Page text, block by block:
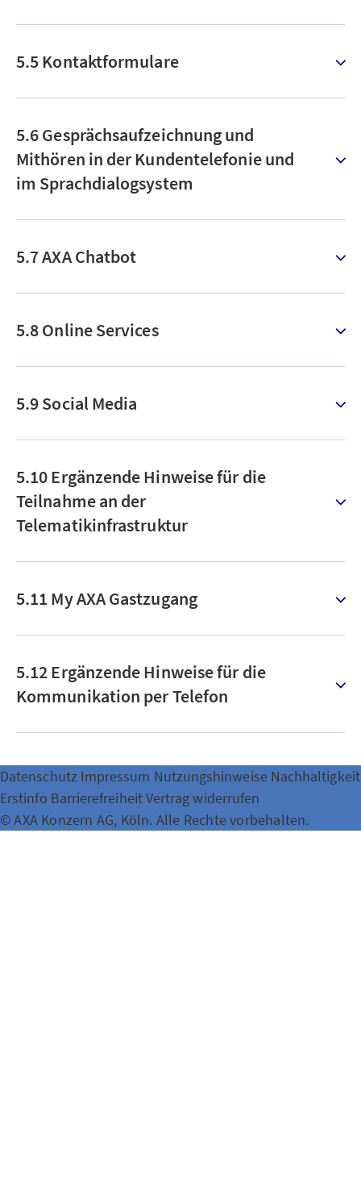
5.5 Kontaktformulare
5.6 Gesprächsaufzeichnung und
Mithören in der Kundentelefonie und
im Sprachdialogsystem
5.7 AXA Chatbot
5.8 Online Services
5.9 Social Media
5.10 Ergänzende Hinweise für die
Teilnahme an der
Telematikinfrastruktur
5.11 My AXA Gastzugang
5.12 Ergänzende Hinweise für die
Kommunikation per Telefon
Datenschutz Impressum Nutzungshinweise Nachhaltigkeit
Erstinfo BarrierefreiheitVertrag widerrufen
© AXA Konzern AG, Köln. Alle Rechte vorbehalten.